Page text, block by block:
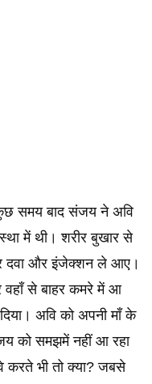
समय बाद संजय ने अवि
में थी। शरीर बुखार से
दवा और इंजेक्शन ले आए।
वहाँ से बाहर कमरे में आ
अवि को अपनी माँ के
को समझमें नहीं आ रहा
करते भी तो क्या? जबसे